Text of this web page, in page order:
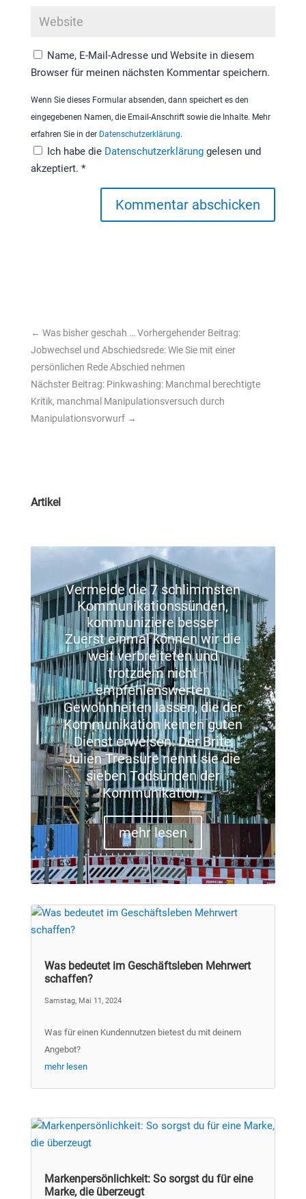
Name, E-Mail-Adresse und Website in diesem
Browser für meinen nächsten Kommentar speichern.
Wenn Sie dieses Formular absenden, dann speichert es den
eingegebenen Namen, die Email-Anschrift sowie die Inhalte. Mehr
erfahren Sie in der Datenschutzerklärung.
Ich habe die Datenschutzerklärung gelesen und
akzeptiert. *
Kommentar abschicken
← Was bisher geschah … Vorhergehender Beitrag:
Jobwechsel und Abschiedsrede: Wie Sie mit einer
persönlichen Rede Abschied nehmen
Nächster Beitrag: Pinkwashing: Manchmal berechtigte
Kritik, manchmal Manipulationsversuch durch
Manipulationsvorwurf→
Artikel
Vermeide die 7 schlimmsten
Kommunikationssünden,
kommuniziere besser
Zuerst einmal können wir die
weit verbreiteten und
trotzdem nicht
empfehlenswerten
Gewohnheiten lassen, die der
Kommunikation keinen guten
Dienst erweisen. Der Brite
Julien Treasure nennt sie die
sieben Todsünden der
Kommunikation.
mehr lesen
Was bedeutet im Geschäftsleben Mehrwert
schaffen?
Samstag, Mai 11, 2024
Was für einen Kundennutzen bietest du mit deinem
Angebot?
mehr lesen
Markenpersönlichkeit: So sorgst du für eine
Marke, die überzeugt